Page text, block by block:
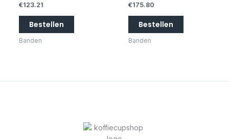
€123.21
Bestellen
Banden
€175.80
Bestellen
Banden